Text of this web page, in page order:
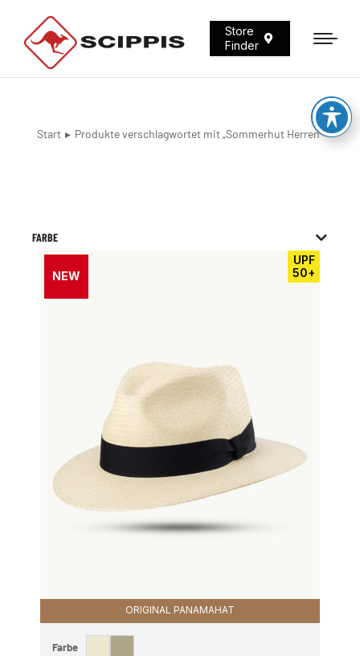
Store
Finder
Sie befinden sich hier:
Start Produkte verschlagwortet mit „Sommerhut Herren“
FARBE
UPF
50+
ORIGINAL PANAMAHAT
NEW
Farbe